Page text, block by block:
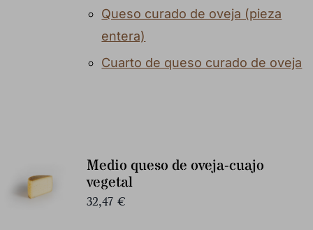
Queso curado de oveja (pieza
entera)
Cuarto de queso curado de oveja
Medio queso de oveja-cuajo
vegetal
32,47 €